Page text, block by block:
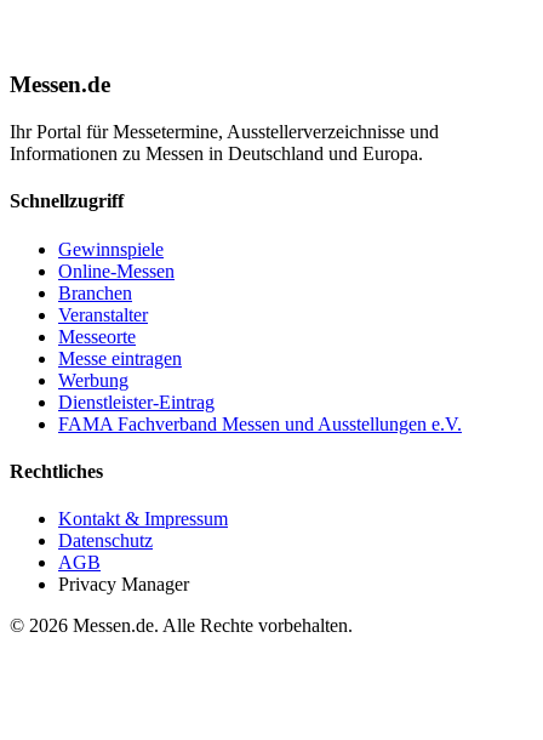
Messen.de
Ihr Portal für Messetermine, Ausstellerverzeichnisse und
Informationen zu Messen in Deutschland und Europa.
Schnellzugriff
Gewinnspiele
Online-Messen
Branchen
Veranstalter
Messeorte
Messe eintragen
Werbung
Dienstleister-Eintrag
FAMA Fachverband Messen und Ausstellungen e.V.
Rechtliches
Kontakt & Impressum
Datenschutz
AGB
Privacy Manager
© 2026 Messen.de. Alle Rechte vorbehalten.